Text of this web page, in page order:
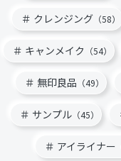
クレンジング（58）
キャンメイク （54）
無印良品 （49）
サンプル（45）
アイライナー